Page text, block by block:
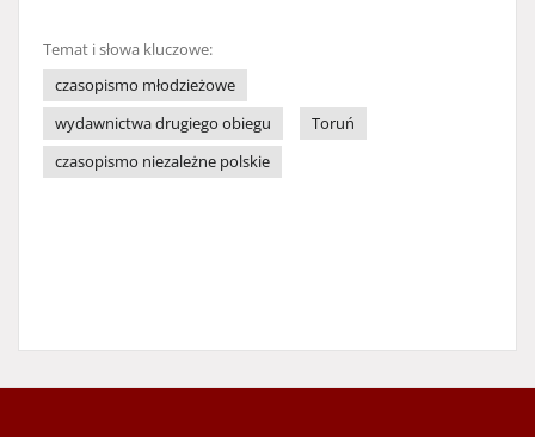
Temat i słowa kluczowe:
czasopismo młodzieżowe
wydawnictwa drugiego obiegu
Toruń
czasopismo niezależne polskie